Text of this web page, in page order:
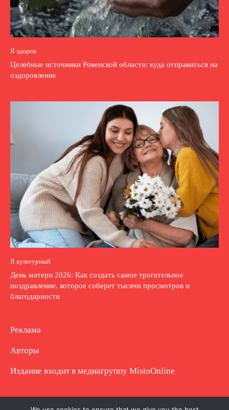
Я здоров
Целебные источники Ровенской области: куда отправиться на
оздоровление
Я культурный
День матери 2026: Как создать самое трогательное
поздравление, которое соберет тысячи просмотров и
благодарности
Реклама
Авторы
Издание входит в медиагруппу MistoOnline
Copyright © Полное использование материала